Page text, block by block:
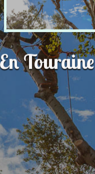
Touraine